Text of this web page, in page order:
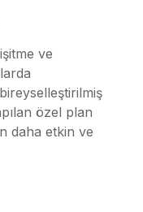
ve
özel plan
daha etkin ve